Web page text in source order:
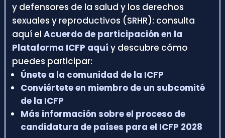
y defensores de la salud y los derechos
sexuales y reproductivos (SRHR): consulta
aquí el Acuerdo de participación en la
Plataforma ICFP aquí y descubre cómo
puedes participar:
Únete a la comunidad de la ICFP
Conviértete en miembro de un subcomité
de la ICFP
Más información sobre el proceso de
candidatura de países para el ICFP 2028